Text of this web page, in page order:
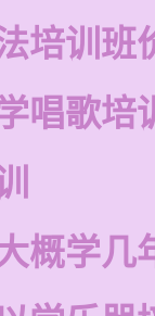
培训班
唱歌培
概学几